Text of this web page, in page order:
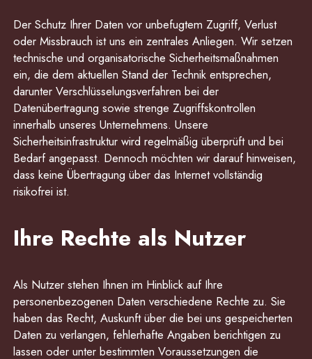
Der Schutz Ihrer Daten vor unbefugtem Zugriff, Verlust
oder Missbrauch ist uns ein zentrales Anliegen. Wir setzen
technische und organisatorische Sicherheitsmaßnahmen
ein, die dem aktuellen Stand der Technik entsprechen,
darunter Verschlüsselungsverfahren bei der
Datenübertragung sowie strenge Zugriffskontrollen
innerhalb unseres Unternehmens. Unsere
Sicherheitsinfrastruktur wird regelmäßig überprüft und bei
Bedarf angepasst. Dennoch möchten wir darauf hinweisen,
dass keine Übertragung über das Internet vollständig
risikofrei ist.
Ihre Rechte als Nutzer
Als Nutzer stehen Ihnen im Hinblick auf Ihre
personenbezogenen Daten verschiedene Rechte zu. Sie
haben das Recht, Auskunft über die bei uns gespeicherten
Daten zu verlangen, fehlerhafte Angaben berichtigen zu
lassen oder unter bestimmten Voraussetzungen die